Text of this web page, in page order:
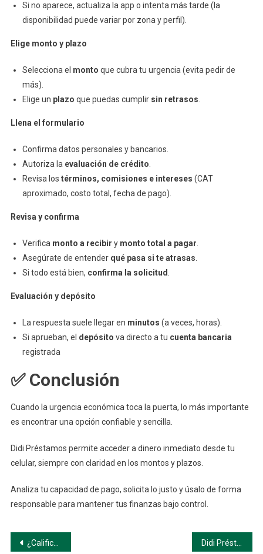
Si no aparece, actualiza la app o intenta más tarde (la
disponibilidad puede variar por zona y perfil).
Elige monto y plazo
Selecciona el monto que cubra tu urgencia (evita pedir de
más).
Elige un plazo que puedas cumplir sin retrasos
Llena el formulario
Confirma datos personales y bancarios.
Autoriza la evaluación de crédito
Revisa los términos, comisiones e intereses (CAT
aproximado, costo total, fecha de pago).
Revisa y confirma
Verifica monto a recibir y monto total a pagar
Asegúrate de entender qué pasa si te atrasas
Si todo está bien, confirma la solicitud
Evaluación y depósito
La respuesta suele llegar en minutos (a veces, horas).
Si aprueban, el depósito va directo a tu cuenta bancaria
registrada
✅ Conclusión
Cuando la urgencia económica toca la puerta, lo más importante
es encontrar una opción confiable y sencilla.
Didi Préstamos permite acceder a dinero inmediato desde tu
celular, siempre con claridad en los montos y plazos.
Analiza tu capacidad de pago, solicita lo justo y úsalo de forma
responsable para mantener tus finanzas bajo control.
Navegación
¿Calificas para un préstamo en Didi? Descúbrelo en minutos